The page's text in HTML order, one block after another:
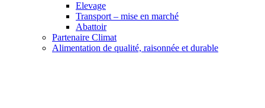
Elevage
Transport – mise en marché
Abattoir
Partenaire Climat
Alimentation de qualité, raisonnée et durable